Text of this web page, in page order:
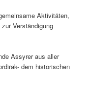
Aktivitäten,
Verständigung
Assyrer aus aller
dem historischen